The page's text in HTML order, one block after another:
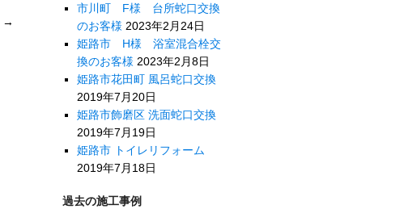
→
市川町 F様 台所蛇口交換
のお客様 2023年2月24日
姫路市 H様 浴室混合栓交
換のお客様 2023年2月8日
姫路市花田町 風呂蛇口交換
2019年7月20日
姫路市飾磨区 洗面蛇口交換
2019年7月19日
姫路市 トイレリフォーム
2019年7月18日
過去の施工事例